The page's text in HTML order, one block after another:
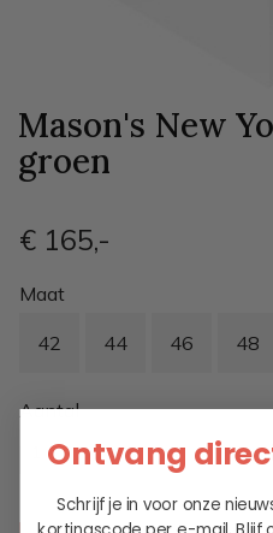
Mason's New
groen
€ 165,-
Maat
42 44 46 48
Aantal
Ontvang
Schrijf je in voor onze